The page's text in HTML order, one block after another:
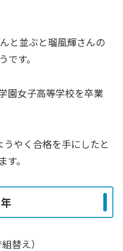
と並ぶと瑠風輝さんの
す。
園女子高等学校を卒業
やく合格を手にしたと
。
替え）